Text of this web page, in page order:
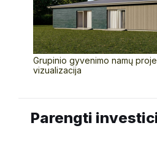
Grupinio gyvenimo namų
vizualizacija
Parengti